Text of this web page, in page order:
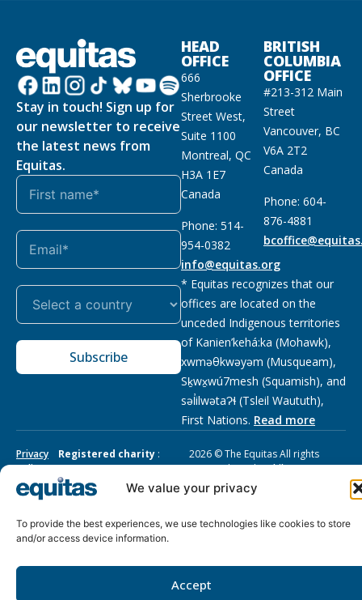
We value your privacy
To provide the best experiences, we use technologies like cookies to store
and/or access device information.
Accept
Stay in touch! Sign up for
our newsletter to receive
the latest news from
Equitas.
Subscribe
HEAD
OFFICE
666
Sherbrooke
Street West,
Suite 1100
Montreal, QC
H3A 1E7
Canada
Phone: 514-
954-0382
info@equitas.org
BRITISH
COLUMBIA
OFFICE
#213-312 Main
Street
Vancouver, BC
V6A 2T2
Canada
Phone: 604-
876-4881
* Equitas recognizes that our
offices are located on the
unceded Indigenous territories
of Kanien’kehá:ka (Mohawk),
xwməθkwəyəm (Musqueam),
Sḵwx̱wú7mesh (Squamish), and
səl̓ilwətaɁɬ (Tsleil Waututh),
First Nations. Read more
Privacy
Policy
Registered charity :
118833292RR0001
2026 © The Equitas All rights
reserved, site byPhil